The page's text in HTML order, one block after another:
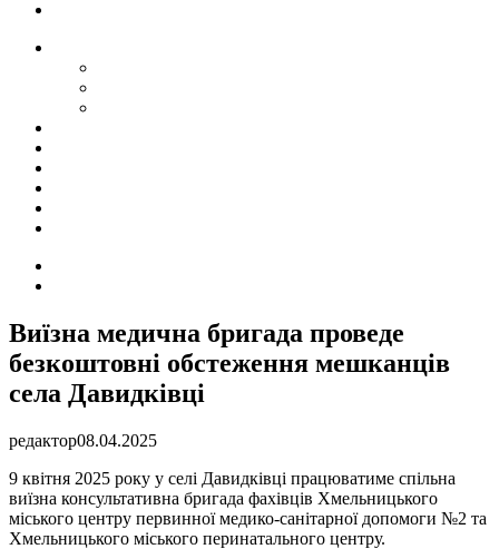
Виїзна медична бригада проведе
безкоштовні обстеження мешканців
села Давидківці
редактор08.04.2025
9 квітня 2025 року у селі Давидківці працюватиме спільна
виїзна консультативна бригада фахівців Хмельницького
міського центру первинної медико-санітарної допомоги №2 та
Хмельницького міського перинатального центру.